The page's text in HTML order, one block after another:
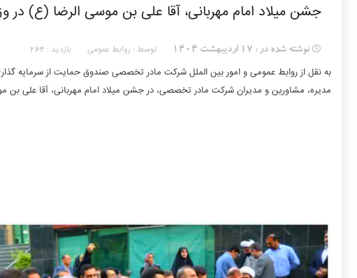
جشن میلاد امام مهربانی، آقا علی بن موسی الرضا (ع) در
نوشته شده در : 17 اردیبهشت 1404 توسط : روابط عمومی بازدید : 264
به نقل از روابط عمومی و امور بین الملل شرکت مادر تخصصی صندوق حمایت از سرمایه
مدیره، مشاورین و مدیران شرکت مادر تخصصی، در جشن میلاد امام مهربانی، آقا علی بن